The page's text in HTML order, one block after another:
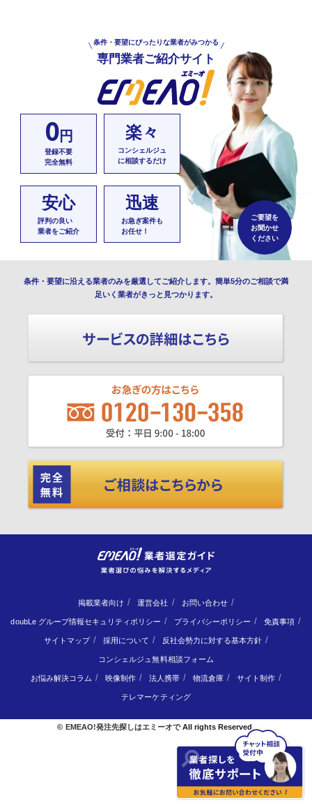
条件・要望にぴったりな業者がみつかる
専門業者ご紹介サイト
0円
登録不要
完全無料
楽々
コンシェルジュ
に相談するだけ
安心
評判の良い
業者をご紹介
迅速
お急ぎ案件も
お任せ！
ご要望を
お聞かせ
ください
条件・要望に沿える業者のみを厳選してご紹介します。簡単5分のご相談で満
足いく業者がきっと見つかります。
掲載業者向け 運営会社 お問い合わせ
doubLe グループ情報セキュリティポリシー プライバシーポリシー 免責事項
サイトマップ 採用について 反社会勢力に対する基本方針
コンシェルジュ無料相談フォーム
お悩み解決コラム 映像制作 法人携帯 物流倉庫 サイト制作
テレマーケティング
© EMEAO!発注先探しはエミーオでAll rights Reserved.